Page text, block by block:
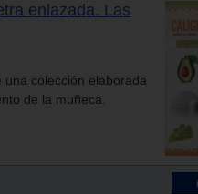
enlazada. Las
colección elaborada
de la muñeca.